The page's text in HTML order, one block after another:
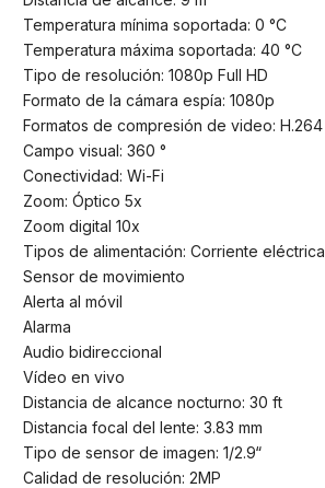
Temperatura mínima soportada: 0 °C
Temperatura máxima soportada: 40 °C
Tipo de resolución: 1080p Full HD
Formato de la cámara espía: 1080p
Formatos de compresión de video: H.264
Campo visual: 360 °
Conectividad: Wi-Fi
Zoom: Óptico 5x
Zoom digital 10x
Tipos de alimentación: Corriente eléctrica
Sensor de movimiento
Alerta al móvil
Alarma
Audio bidireccional
Vídeo en vivo
Distancia de alcance nocturno: 30 ft
Distancia focal del lente: 3.83 mm
Tipo de sensor de imagen: 1/2.9“
Calidad de resolución: 2MP